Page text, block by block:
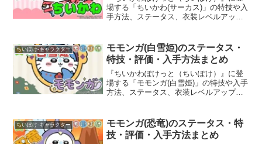
場する「ちいかわ(サーカス)」の特技や入
手方法、ステータス、衣装レベルアッ
しています。
ちいぽけ-キャラクター
モモンガ(白雪姫)のステータス・
特技・評価・入手方法まとめ
『ちいかわぽけっと（ちいぽけ）』に登
場する「モモンガ(白雪姫)」の特技や入手
方法、ステータス、衣装レベルアップ・
います。
ちいぽけ-キャラクター
モモンガ(恐竜)のステータス・特
技・評価・入手方法まとめ